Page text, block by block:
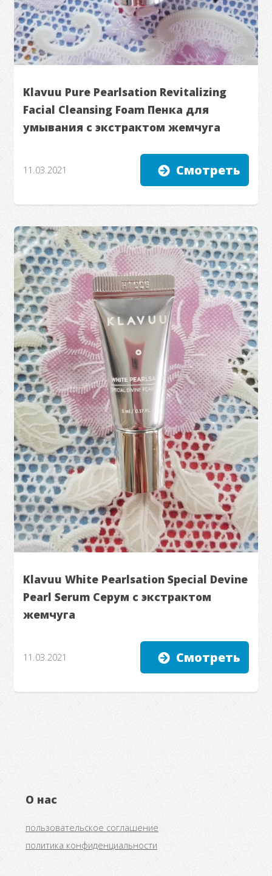
Klavuu Pure Pearlsation Revitalizing
Facial Cleansing Foam Пенка для
умывания с экстрактом жемчуга
11.03.2021 Смотреть
Klavuu White Pearlsation Special Devine
Pearl Serum Серум с экстрактом
жемчуга
11.03.2021 Смотреть
О нас
пользовательское соглашение
политика конфиденциальности